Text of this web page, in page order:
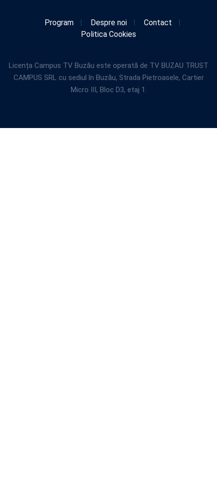
Program Despre noi
Contact
Politica Cookies
Licența Campus TV Buzău este operată de TV BUZAU TRUST
CAMPUS SRL cu sediul în Buzău, Strada Pietroasele, Cartier
Micro III, Bloc D3, etaj 1.